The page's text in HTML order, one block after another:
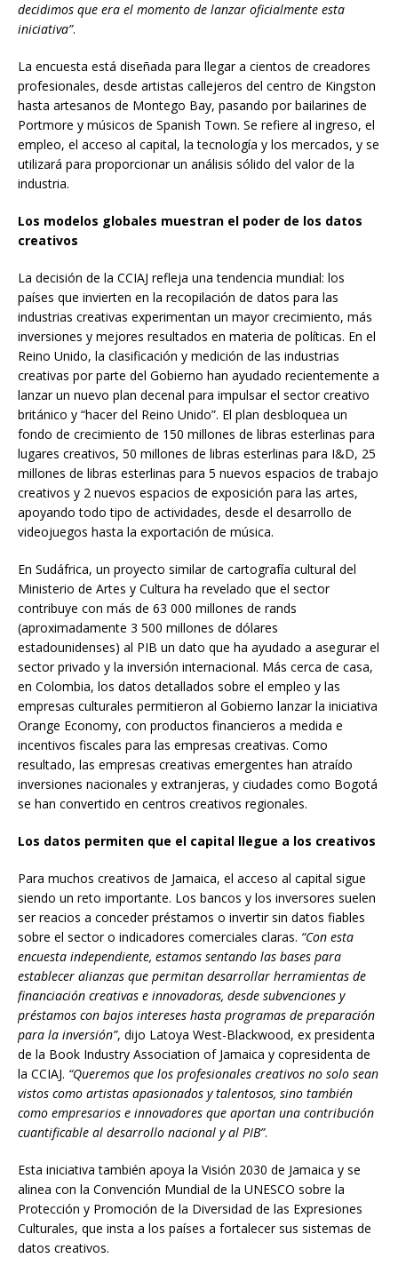
decidimos que era el momento de lanzar oficialmente esta
iniciativa”.
La encuesta está diseñada para llegar a cientos de creadores
profesionales, desde artistas callejeros del centro de Kingston
hasta artesanos de Montego Bay, pasando por bailarines de
Portmore y músicos de Spanish Town. Se refiere al ingreso, el
empleo, el acceso al capital, la tecnología y los mercados, y se
utilizará para proporcionar un análisis sólido del valor de la
industria.
Los modelos globales muestran el poder de los datos
creativos
La decisión de la CCIAJ refleja una tendencia mundial: los
países que invierten en la recopilación de datos para las
industrias creativas experimentan un mayor crecimiento, más
inversiones y mejores resultados en materia de políticas. En el
Reino Unido, la clasificación y medición de las industrias
creativas por parte del Gobierno han ayudado recientemente a
lanzar un nuevo plan decenal para impulsar el sector creativo
británico y “hacer del Reino Unido”. El plan desbloquea un
fondo de crecimiento de 150 millones de libras esterlinas para
lugares creativos, 50 millones de libras esterlinas para I&D, 25
millones de libras esterlinas para 5 nuevos espacios de trabajo
creativos y 2 nuevos espacios de exposición para las artes,
apoyando todo tipo de actividades, desde el desarrollo de
videojuegos hasta la exportación de música.
En Sudáfrica, un proyecto similar de cartografía cultural del
Ministerio de Artes y Cultura ha revelado que el sector
contribuye con más de 63 000 millones de rands
(aproximadamente 3 500 millones de dólares
estadounidenses) al PIB un dato que ha ayudado a asegurar el
sector privado y la inversión internacional. Más cerca de casa,
en Colombia, los datos detallados sobre el empleo y las
empresas culturales permitieron al Gobierno lanzar la iniciativa
Orange Economy, con productos financieros a medida e
incentivos fiscales para las empresas creativas. Como
resultado, las empresas creativas emergentes han atraído
inversiones nacionales y extranjeras, y ciudades como Bogotá
se han convertido en centros creativos regionales.
Los datos permiten que el capital llegue a los creativos
Para muchos creativos de Jamaica, el acceso al capital sigue
siendo un reto importante. Los bancos y los inversores suelen
ser reacios a conceder préstamos o invertir sin datos fiables
sobre el sector o indicadores comerciales claras. “Con esta
encuesta independiente, estamos sentando las bases para
establecer alianzas que permitan desarrollar herramientas de
financiación creativas e innovadoras, desde subvenciones y
préstamos con bajos intereses hasta programas de preparación
para la inversión”, dijo Latoya West-Blackwood, ex presidenta
de la Book Industry Association of Jamaica y copresidenta de
la CCIAJ. “Queremos que los profesionales creativos no solo sean
vistos como artistas apasionados y talentosos, sino también
como empresarios e innovadores que aportan una contribución
cuantificable al desarrollo nacional y al PIB”.
Esta iniciativa también apoya la Visión 2030 de Jamaica y se
alinea con la Convención Mundial de la UNESCO sobre la
Protección y Promoción de la Diversidad de las Expresiones
Culturales, que insta a los países a fortalecer sus sistemas de
datos creativos.